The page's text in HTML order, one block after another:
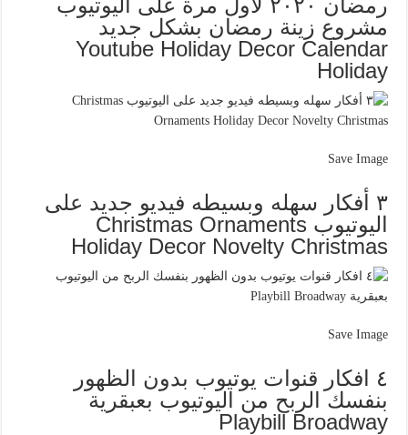
مشروع زينة رمضان بشكل جديد
Youtube Holiday Decor Calendar
Holiday
Save Image
٣ أفكار سهله وبسيطه فيديو جديد على
اليوتيوب Christmas Ornaments
Holiday Decor Novelty Christmas
Save Image
٤ افكار قنوات يوتيوب بدون الظهور
بنفسك الربح من اليوتيوب بعبقرية
Playbill Broadway